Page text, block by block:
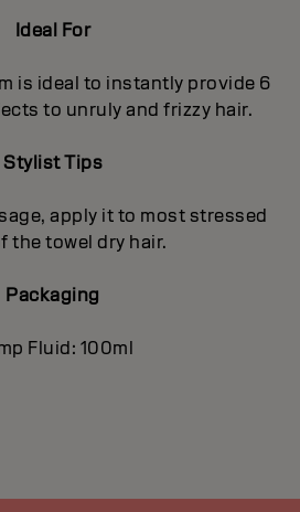
Ideal For
is ideal to instantly provide 6
to unruly and frizzy hair.
Stylist Tips
apply it to most stressed
the towel dry hair.
Packaging
Fluid: 100ml